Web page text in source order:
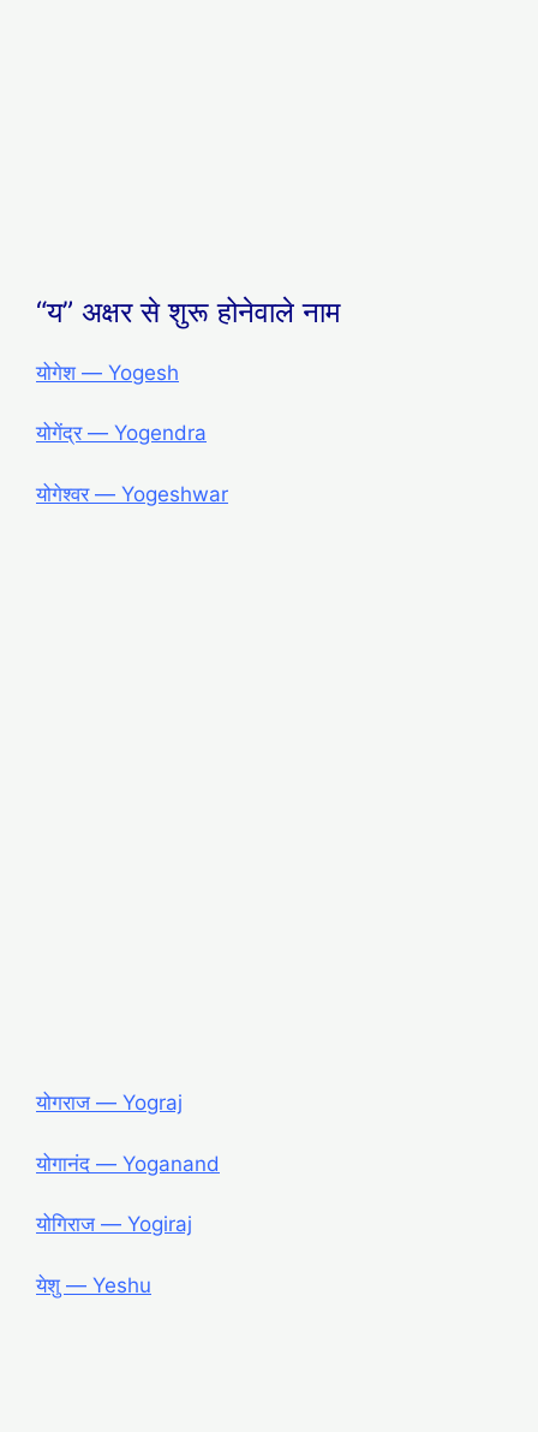
“य” अक्षर से शुरू होनेवाले नाम
योगेश ― Yogesh
योगेंद्र ― Yogendra
योगेश्वर ― Yogeshwar
योगराज ― Yograj
योगानंद ― Yoganand
योगिराज ― Yogiraj
येशु ― Yeshu